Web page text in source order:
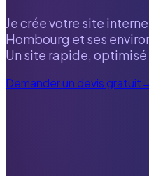
Je crée votre site
Hombourg et ses
Un site rapide, optimisé
Demander un devis gratuit